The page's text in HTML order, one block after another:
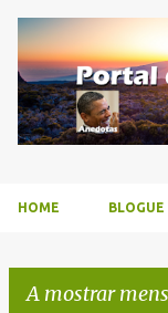
HOME BLOGUE
A mostrar